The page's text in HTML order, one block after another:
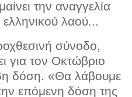
την αναγγελία
λαού...
σύνοδο,
για τον Οκτώβριο
δόση. «Θα λάβουμε
επόμενη δόση της